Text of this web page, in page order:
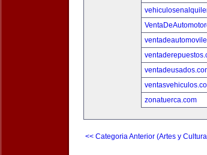
zonatuerca.com
<< Categoria Anterior (Artes y